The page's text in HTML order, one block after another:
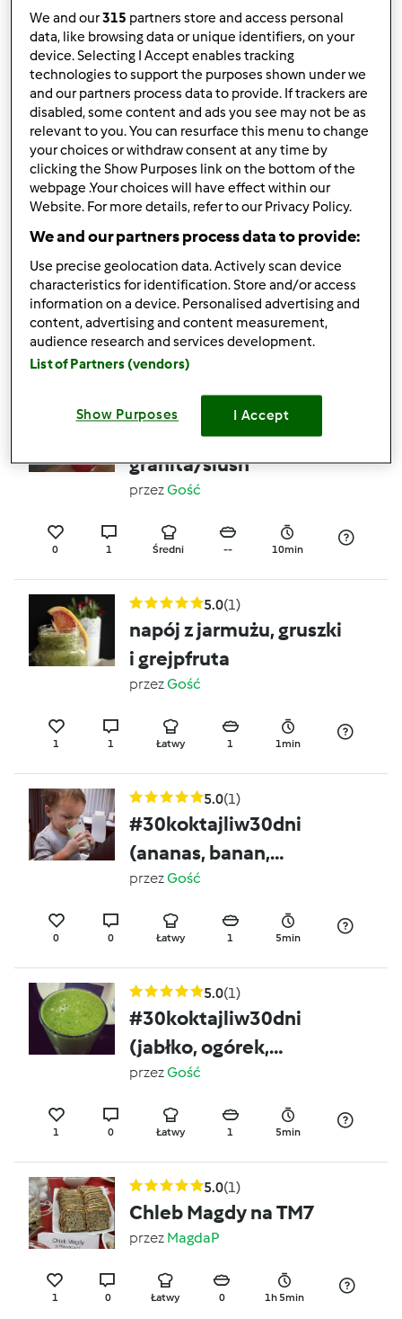
5.0(1)
Grzanka z awokado i
halloumi
przezKonsacz
0 1 13min
5.0 (1)
Owsianka czekoladowa
z malinami
przezActiDiet
(1)
malinowo cytrynowa
granita/slush
przezGość
0 1 Średni -- 10min
5.0(1)
napój z jarmużu, gruszki
i grejpfruta
przezGość
1 1 Łatwy 1 1min
5.0(1)
#30koktajliw30dni
(ananas, banan,
szpinak, limonka)
koktajl
przezGość
0 0 Łatwy 1 5min
5.0(1)
#30koktajliw30dni
(jabłko, ogórek,
pietruszka, szpinak,
siemię lniane, sok
pomarańczowy) koktajl
przezGość
1 0 Łatwy 1 5min
5.0(1)
Chleb Magdy na TM7
przez MagdaP
1 0 Łatwy 0 1h 5min
We and our315 partners store and access personal
data, like browsing data or unique identifiers, on your
device. Selecting I Accept enables tracking
technologies to support the purposes shown under we
and our partners process data to provide. If trackers are
disabled, some content and ads you see may not be as
relevant to you. You can resurface this menu to change
your choices or withdraw consent at any time by
clicking the Show Purposes link on the bottom of the
webpage .Your choices will have effect within our
Website. For more details, refer to our Privacy Policy.
We and our partners process data to provide:
Use precise geolocation data. Actively scan device
characteristics for identification. Store and/or access
information on a device. Personalised advertising and
content, advertising and content measurement,
audience research and services development.
List of Partners (vendors)
Show Purposes I Accept